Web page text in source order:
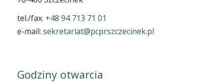
tel./fax. +48 94 713 71 01
e-mail: sekretariat@pcprszczecinek.pl
Godziny otwarcia